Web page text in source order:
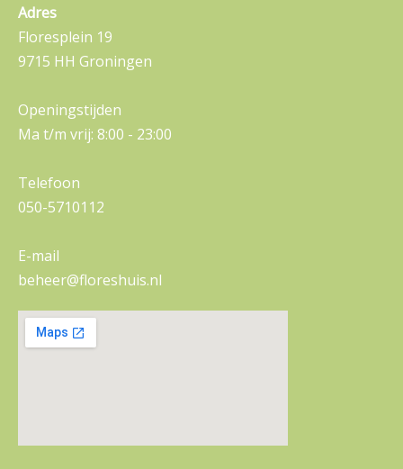
Adres
Floresplein 19
9715 HH Groningen
Openingstijden
Ma t/m vrij: 8:00 - 23:00
Telefoon
050-5710112
E-mail
beheer@floreshuis.nl